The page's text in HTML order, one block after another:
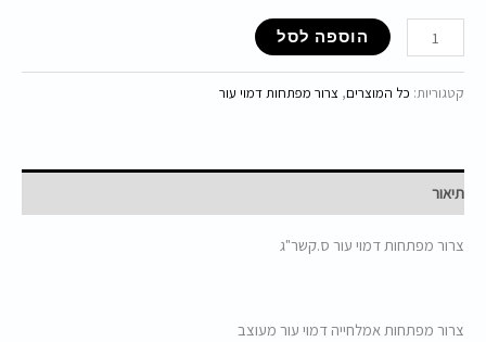
הוספה לסל
קטגוריות: כל המוצרים, צרור מפתחות דמוי עור
תיאור
צרור מפתחות דמוי עור ס.קשר"ג
צרור מפתחות אמלחייה דמוי עור מעוצב